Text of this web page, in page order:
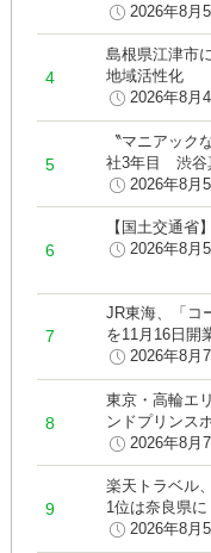
2026年8月
島根県江津市
地域活性化
2026年8月
〝マニアック
社3年目 渋谷
2026年8月
【国土交通省
2026年8月
JR東海、「コ
を11月16日開
2026年8月
東京・高輪エ
ンドプリンス
2026年8月
楽天トラベル
1位は奈良県に
2026年8月